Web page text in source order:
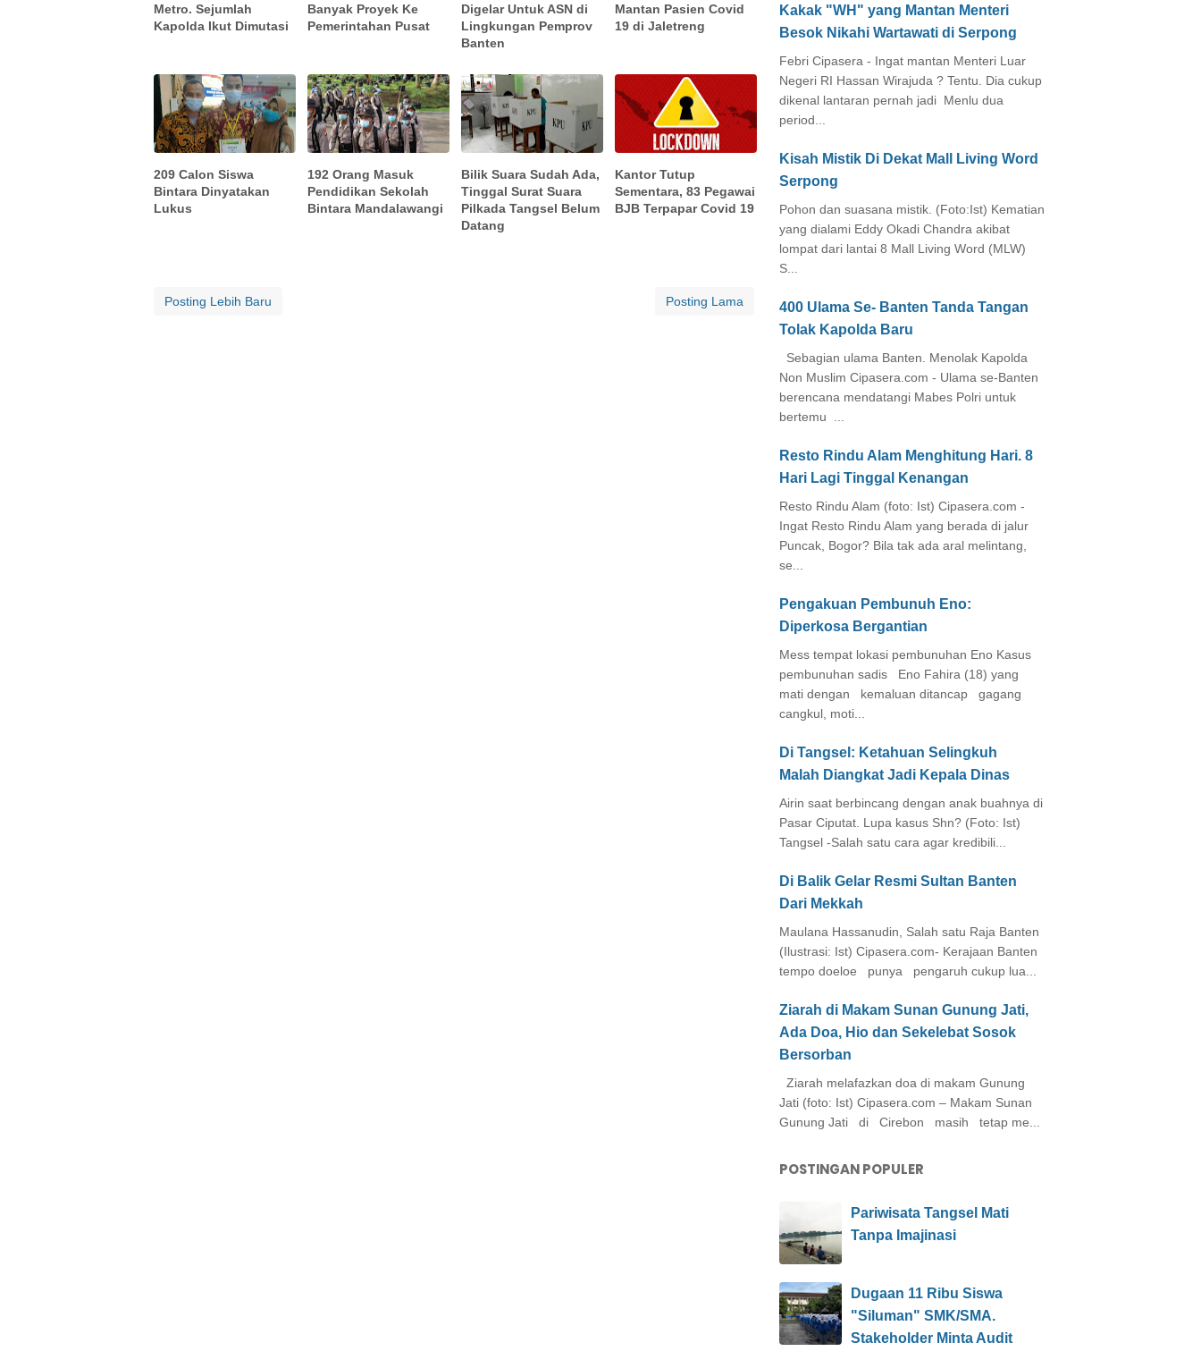
Metro. Sejumlah
Kapolda Ikut Dimutasi
Banyak Proyek Ke
Pemerintahan Pusat
Digelar Untuk ASN di
Lingkungan Pemprov
Banten
Mantan Pasien Covid
19 di Jaletreng
209 Calon Siswa
Bintara Dinyatakan
Lukus
192 Orang Masuk
Pendidikan Sekolah
Bintara Mandalawangi
Bilik Suara Sudah Ada,
Tinggal Surat Suara
Pilkada Tangsel Belum
Datang
Kantor Tutup
Sementara, 83 Pegawai
BJB Terpapar Covid 19
Posting Lebih Baru Posting Lama
Kakak "WH" yang Mantan Menteri
Besok Nikahi Wartawati di Serpong
Febri Cipasera - Ingat mantan Menteri Luar
Negeri RI Hassan Wirajuda ? Tentu. Dia cukup
dikenal lantaran pernah jadi Menlu dua
period...
Kisah Mistik Di Dekat Mall Living Word
Serpong
Pohon dan suasana mistik. (Foto:Ist) Kematian
yang dialami Eddy Okadi Chandra akibat
lompat dari lantai 8 Mall Living Word (MLW)
S...
400 Ulama Se- Banten Tanda Tangan
Tolak Kapolda Baru
Sebagian ulama Banten. Menolak Kapolda
Non Muslim Cipasera.com - Ulama se-Banten
berencana mendatangi Mabes Polri untuk
bertemu ...
Resto Rindu Alam Menghitung Hari. 8
Hari Lagi Tinggal Kenangan
Resto Rindu Alam (foto: Ist) Cipasera.com -
Ingat Resto Rindu Alam yang berada di jalur
Puncak, Bogor? Bila tak ada aral melintang,
se...
Pengakuan Pembunuh Eno:
Diperkosa Bergantian
Mess tempat lokasi pembunuhan Eno Kasus
pembunuhan sadis Eno Fahira (18) yang
mati dengan kemaluan ditancap gagang
cangkul, moti...
Di Tangsel: Ketahuan Selingkuh
Malah Diangkat Jadi Kepala Dinas
Airin saat berbincang dengan anak buahnya di
Pasar Ciputat. Lupa kasus Shn? (Foto: Ist)
Tangsel -Salah satu cara agar kredibili...
Di Balik Gelar Resmi Sultan Banten
Dari Mekkah
Maulana Hassanudin, Salah satu Raja Banten
(Ilustrasi: Ist) Cipasera.com- Kerajaan Banten
tempo doeloe punya pengaruh cukup lua...
Ziarah di Makam Sunan Gunung Jati,
Ada Doa, Hio dan Sekelebat Sosok
Bersorban
Ziarah melafazkan doa di makam Gunung
Jati (foto: Ist) Cipasera.com – Makam Sunan
Gunung Jati di Cirebon masih tetap me...
POSTINGAN POPULER
Pariwisata Tangsel Mati
Tanpa Imajinasi
Dugaan 11 Ribu Siswa
"Siluman" SMK/SMA.
Stakeholder Minta Audit